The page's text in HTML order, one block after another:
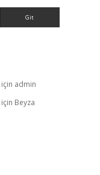
için admin
için Beyza